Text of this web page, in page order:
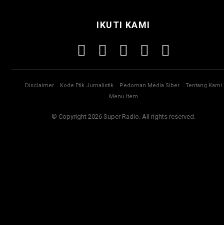
IKUTI KAMI
Disclaimer Kode Etik Jurnalistik Pedoman Media Siber
Tentang Kami
Menu Item
© Copyright 2026 Super Radio. All rights reserved.